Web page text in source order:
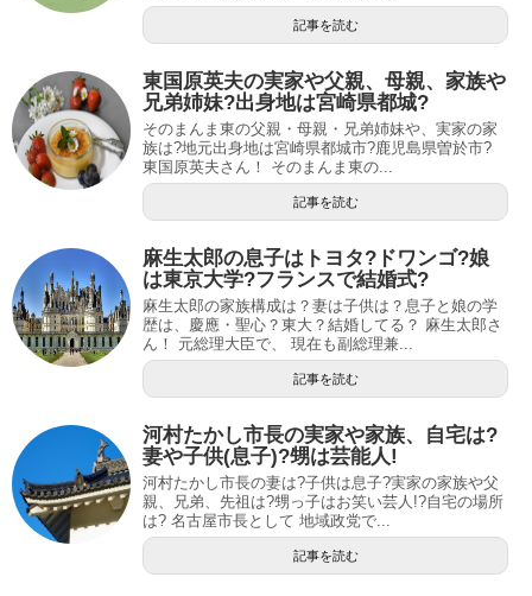
記事を読む
東国原英夫の実家や父親、母親、家族や
兄弟姉妹?出身地は宮崎県都城?
そのまんま東の父親・母親・兄弟姉妹や、実家の家
族は?地元出身地は宮崎県都城市?鹿児島県曽於市?
東国原英夫さん！ そのまんま東の...
記事を読む
麻生太郎の息子はトヨタ?ドワンゴ?娘
は東京大学?フランスで結婚式?
麻生太郎の家族構成は？妻は子供は？息子と娘の学
歴は、慶應・聖心？東大？結婚してる？ 麻生太郎さ
ん！ 元総理大臣で、 現在も副総理兼...
記事を読む
河村たかし市長の実家や家族、自宅は?
妻や子供(息子)?甥は芸能人!
河村たかし市長の妻は?子供は息子?実家の家族や父
親、兄弟、先祖は?甥っ子はお笑い芸人!?自宅の場所
は? 名古屋市長として 地域政党で...
記事を読む